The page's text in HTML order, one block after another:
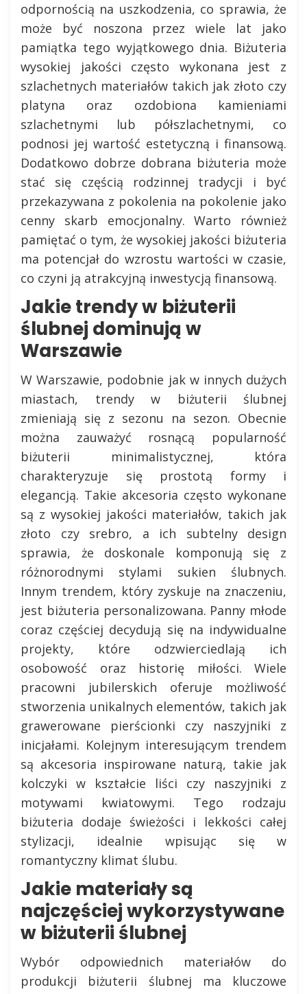
odpornością na uszkodzenia, co sprawia, że
może być noszona przez wiele lat jako
pamiątka tego wyjątkowego dnia. Biżuteria
wysokiej jakości często wykonana jest z
szlachetnych materiałów takich jak złoto czy
platyna oraz ozdobiona kamieniami
szlachetnymi lub półszlachetnymi, co
podnosi jej wartość estetyczną i finansową.
Dodatkowo dobrze dobrana biżuteria może
stać się częścią rodzinnej tradycji i być
przekazywana z pokolenia na pokolenie jako
cenny skarb emocjonalny. Warto również
pamiętać o tym, że wysokiej jakości biżuteria
ma potencjał do wzrostu wartości w czasie,
co czyni ją atrakcyjną inwestycją finansową.
Jakie trendy w biżuterii
ślubnej dominują w
Warszawie
W Warszawie, podobnie jak w innych dużych
miastach, trendy w biżuterii ślubnej
zmieniają się z sezonu na sezon. Obecnie
można zauważyć rosnącą popularność
biżuterii minimalistycznej, która
charakteryzuje się prostotą formy i
elegancją. Takie akcesoria często wykonane
są z wysokiej jakości materiałów, takich jak
złoto czy srebro, a ich subtelny design
sprawia, że doskonale komponują się z
różnorodnymi stylami sukien ślubnych.
Innym trendem, który zyskuje na znaczeniu,
jest biżuteria personalizowana. Panny młode
coraz częściej decydują się na indywidualne
projekty, które odzwierciedlają ich
osobowość oraz historię miłości. Wiele
pracowni jubilerskich oferuje możliwość
stworzenia unikalnych elementów, takich jak
grawerowane pierścionki czy naszyjniki z
inicjałami. Kolejnym interesującym trendem
są akcesoria inspirowane naturą, takie jak
kolczyki w kształcie liści czy naszyjniki z
motywami kwiatowymi. Tego rodzaju
biżuteria dodaje świeżości i lekkości całej
stylizacji, idealnie wpisując się w
romantyczny klimat ślubu.
Jakie materiały są
najczęściej wykorzystywane
w biżuterii ślubnej
Wybór odpowiednich materiałów do
produkcji biżuterii ślubnej ma kluczowe